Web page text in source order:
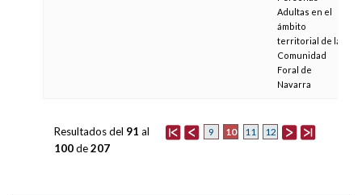
Adultas en el
ámbito
territorial de la
Comunidad
Foral de
Navarra
9 10 11 12
Resultados del 91 al
100de207